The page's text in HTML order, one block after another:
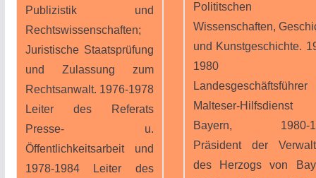
Publizistik und
Rechtswissenschaften;
Juristische Staatsprüfung
und Zulassung zum
Rechtsanwalt. 1976-1978
Leiter des Referats
Presse- u.
Öffentlichkeitsarbeit und
1978-1984 Leiter des
Polititschen
Wissenschaften,
und Kunstgeschichte.
1980
Landesgeschäftsführer
Malteser-
Bayern, 1980-
Präsident der
des Herzogs von